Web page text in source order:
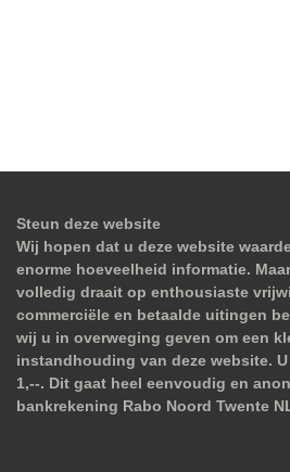
Steun deze website
Wij hopen dat u deze website
enorme hoeveelheid informatie.
volledig draait op enthousiaste
commerciële en betaalde uitingen
wij u in overweging geven om een
instandhouding van deze website.
1,--. Dit gaat heel eenvoudig en
bankrekening Rabo Noord Twente